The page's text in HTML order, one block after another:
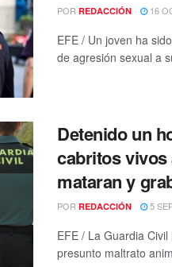
POR REDACCIÓN 16
EFE / Un joven ha
de agresión sexual a
Detenido un
cabritos vivos
mataran y
POR REDACCIÓN 5
EFE / La Guardia
presunto maltrato